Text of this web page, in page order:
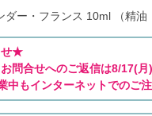
ー・フランス 10ml （精油
せ★
合せへのご返信は8/17(月
もインターネットでのご